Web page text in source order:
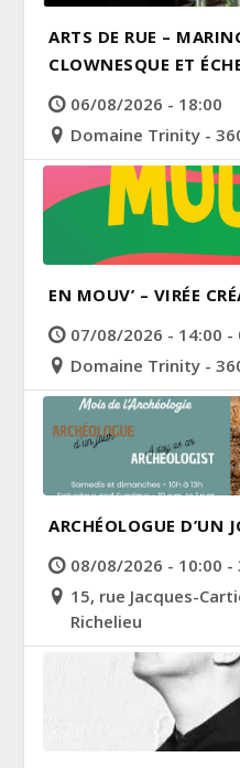
ARTS DE RUE –
CLOWNESQUE ET
06/08/2026 - 18:00
Domaine Trinity -
EN MOUV’ – VIRÉE
07/08/2026 - 14:00 -
Domaine Trinity -
ARCHÉOLOGUE D’UN
08/08/2026 - 10:00
15, rue Jacques-
Richelieu